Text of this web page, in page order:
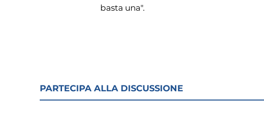
basta una".
PARTECIPA ALLA DISCUSSIONE